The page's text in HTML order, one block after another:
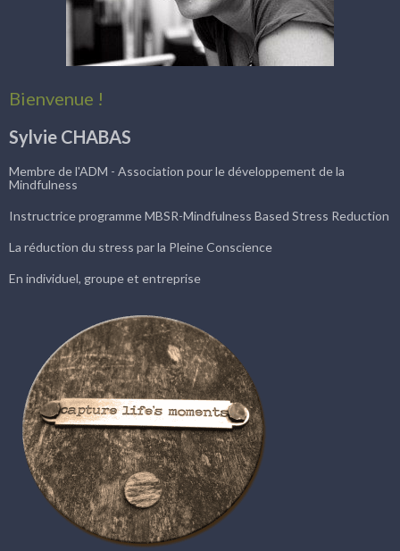
Bienvenue !
Sylvie CHABAS
Membre de l'ADM - Association pour le développement de la
Mindfulness
Instructrice programme MBSR-Mindfulness Based Stress Reduction
La réduction du stress par la Pleine Conscience
En individuel, groupe et entreprise